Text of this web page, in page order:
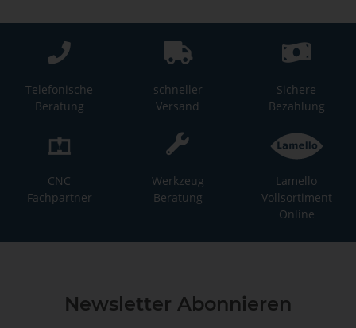
Telefonische
Beratung
schneller
Versand
Sichere
Bezahlung
CNC
Fachpartner
Werkzeug
Beratung
Lamello
Vollsortiment
Online
Newsletter Abonnieren